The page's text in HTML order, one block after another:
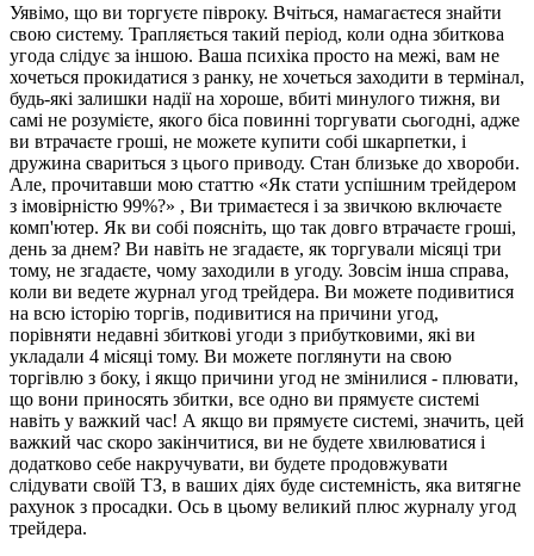
Уявімо, що ви торгуєте півроку. Вчіться, намагаєтеся знайти
свою систему. Трапляється такий період, коли одна збиткова
угода слідує за іншою. Ваша психіка просто на межі, вам не
хочеться прокидатися з ранку, не хочеться заходити в термінал,
будь-які залишки надії на хороше, вбиті минулого тижня, ви
самі не розумієте, якого біса повинні торгувати сьогодні, адже
ви втрачаєте гроші, не можете купити собі шкарпетки, і
дружина свариться з цього приводу. Стан близьке до хвороби.
Але, прочитавши мою статтю «Як стати успішним трейдером
з імовірністю 99%?» , Ви тримаєтеся і за звичкою включаєте
комп'ютер. Як ви собі поясніть, що так довго втрачаєте гроші,
день за днем? Ви навіть не згадаєте, як торгували місяці три
тому, не згадаєте, чому заходили в угоду. Зовсім інша справа,
коли ви ведете журнал угод трейдера. Ви можете подивитися
на всю історію торгів, подивитися на причини угод,
порівняти недавні збиткові угоди з прибутковими, які ви
укладали 4 місяці тому. Ви можете поглянути на свою
торгівлю з боку, і якщо причини угод не змінилися - плювати,
що вони приносять збитки, все одно ви прямуєте системі
навіть у важкий час! А якщо ви прямуєте системі, значить, цей
важкий час скоро закінчитися, ви не будете хвилюватися і
додатково себе накручувати, ви будете продовжувати
слідувати своїй ТЗ, в ваших діях буде системність, яка витягне
рахунок з просадки. Ось в цьому великий плюс журналу угод
трейдера.